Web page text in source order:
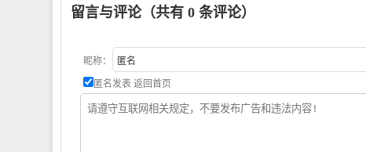
钱？
留言与评论（共有 0 条评论）
昵称：
匿名发表 返回首页